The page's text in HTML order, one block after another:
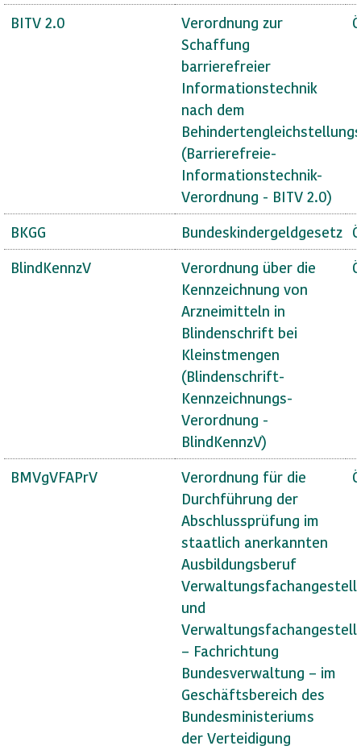
BITV 2.0
Verordnung zur
Schaffung
barrierefreier
Informationstechnik
nach dem
(Barrierefreie-
Informationstechnik-
Verordnung - BITV 2.0)
BKGG Bundeskindergeldgesetz
BlindKennzV
Verordnung über die
Kennzeichnung von
Arzneimitteln in
Blindenschrift bei
Kleinstmengen
(Blindenschrift-
Kennzeichnungs-
Verordnung -
BlindKennzV)
BMVgVFAPrV
Verordnung für die
Durchführung der
Abschlussprüfung im
staatlich anerkannten
Ausbildungsberuf
und
– Fachrichtung
Bundesverwaltung – im
Geschäftsbereich des
Bundesministeriums
der Verteidigung